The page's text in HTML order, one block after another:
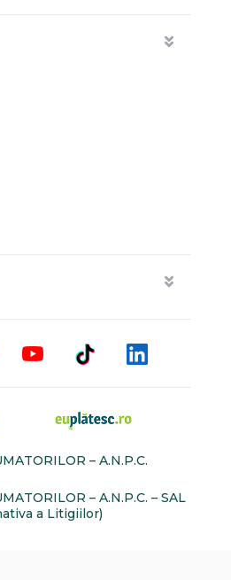
– A.N.P.C.
– A.N.P.C. – SAL
a Litigiilor)